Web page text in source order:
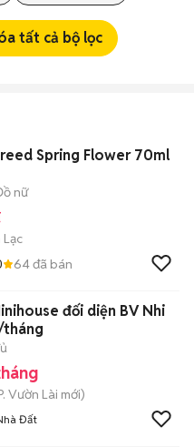
tất cả bộ lọc
Spring Flower 70ml
nữ
Lạc
64đã bán
đối diện BV Nhi
Vườn Lài mới)
Đất